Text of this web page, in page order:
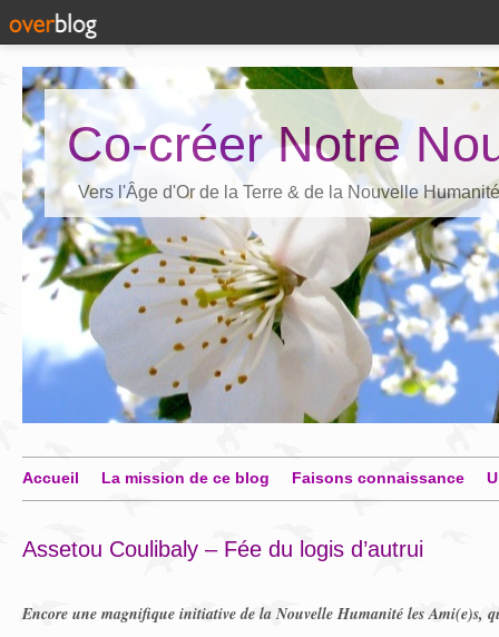
Co-créer Notre
Vers l'Âge d'Or de la Terre & de la Nouvelle Humanité
Accueil La mission de ce blog Faisons connaissance
Assetou Coulibaly – Fée du logis d’autrui
Encore une magnifique initiative de la Nouvelle Humanité les Ami(e)s,